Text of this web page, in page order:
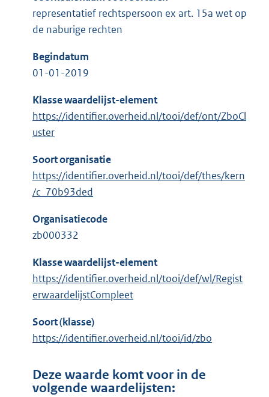
representatief rechtspersoon ex art. 15a wet op
de naburige rechten
Begindatum
01-01-2019
Klasse waardelijst-element
https://identifier.overheid.nl/tooi/def/ont/ZboCl
uster
Soort organisatie
https://identifier.overheid.nl/tooi/def/thes/kern
/c_70b93ded
Organisatiecode
zb000332
Klasse waardelijst-element
https://identifier.overheid.nl/tooi/def/wl/Regist
erwaardelijstCompleet
Soort (klasse)
https://identifier.overheid.nl/tooi/id/zbo
Deze waarde komt voor in de
volgende waardelijsten: